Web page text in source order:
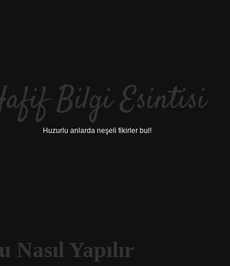
Bilgi Esintisi
Huzurlu anlarda neşeli fikirler bul!
Yapılır